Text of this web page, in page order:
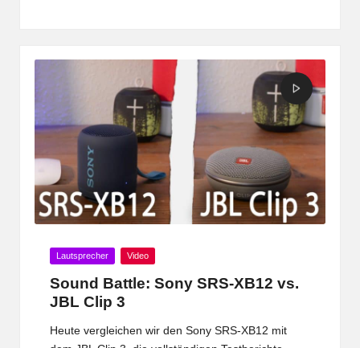
Posted
Lautsprecher Video
Sound Battle: Sony SRS-XB12 vs.
JBL Clip 3
Heute vergleichen wir den Sony SRS-XB12 mit